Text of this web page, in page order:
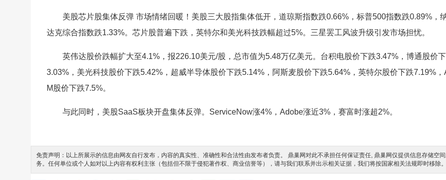
美股芯片股集体反弹 市场情绪回暖！美股三大股指集体低开，道琼斯指数跌0.66%，标普500指数跌0.89%，
达克综合指数跌1.33%。芯片股普遍下跌，英特尔和美光科技跌幅超过5%。三星罢工风波升级引发市场担忧。
英伟达股价跌幅扩大至4.1%，报226.10美元/股，总市值为5.48万亿美元。台积电股价下跌3.47%，博通股价
3.03%，美光科技股价下跌5.42%，超威半导体股价下跌5.14%，阿斯麦股价下跌5.64%，英特尔股价下跌7.19%，
M股价下跌7.5%。
与此同时，美股SaaS板块开盘集体反弹。ServiceNow涨4%，Adobe涨近3%，赛富时涨超2%。
免责声明：以上所展示的信息由网友自行发布，内容的真实性、准确性和合法性由发布者负责。 鼎巢网对此不承担任何保证责任, 鼎巢网仅提供信息存储空
务。任何单位或个人如对以上内容有权利主张（包括但不限于侵犯著作权、商业信誉等），请与我们联系并出示相关证据，我们将按国家相关法规即时移除。